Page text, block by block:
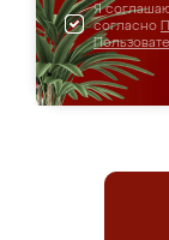
Я
согласно